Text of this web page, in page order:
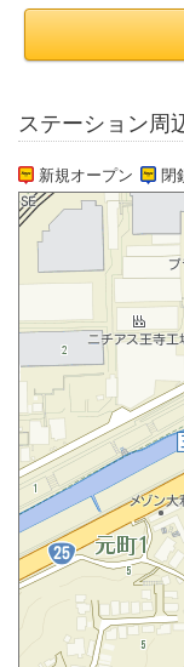
ステーション周
新規オープン 閉